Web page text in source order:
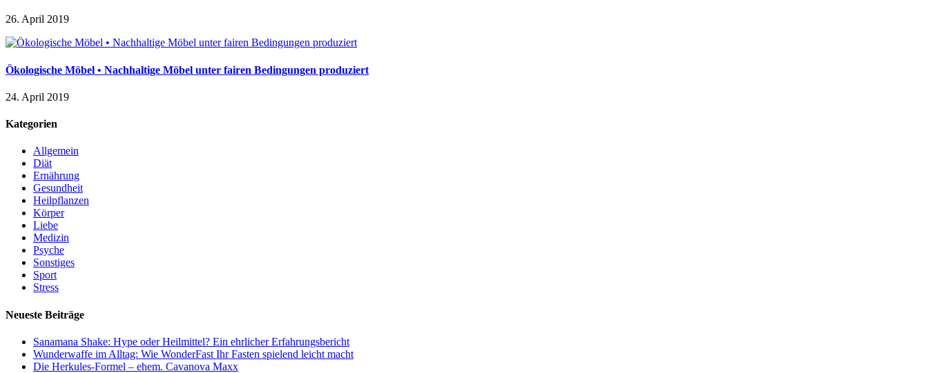
26. April 2019
Ökologische Möbel • Nachhaltige Möbel unter fairen Bedingungen produziert
24. April 2019
Kategorien
Allgemein
Diät
Ernährung
Gesundheit
Heilpflanzen
Körper
Liebe
Medizin
Psyche
Sonstiges
Sport
Stress
Neueste Beiträge
Sanamana Shake: Hype oder Heilmittel? Ein ehrlicher Erfahrungsbericht
Wunderwaffe im Alltag: Wie WonderFast Ihr Fasten spielend leicht macht
Die Herkules-Formel – ehem. Cavanova Maxx